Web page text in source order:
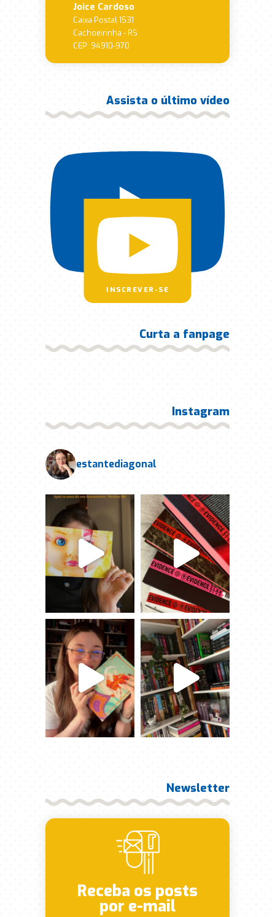
Joice Cardoso
Caixa Postal 1531
Cachoeirinha - RS
CEP: 94910-970
Assista o último vídeo
INSCREVER-SE
Curta a fanpage
Instagram
estantediagonal
Newsletter
Receba os posts
por e-mail